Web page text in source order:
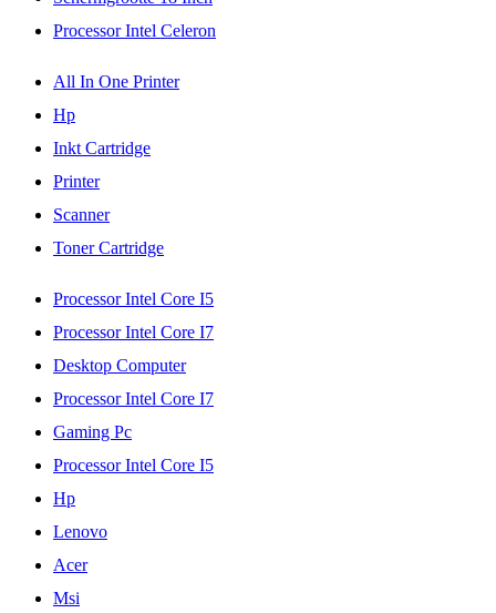
Processor Intel Celeron
All In One Printer
Hp
Inkt Cartridge
Printer
Scanner
Toner Cartridge
Processor Intel Core I5
Processor Intel Core I7
Desktop Computer
Processor Intel Core I7
Gaming Pc
Processor Intel Core I5
Hp
Lenovo
Acer
Msi